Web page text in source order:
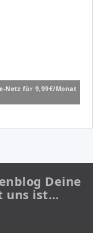
Netz für 9,99€/Monat
Deine
uns ist…